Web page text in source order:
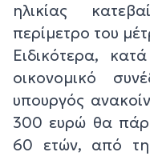
ηλικίας
περίμετρο του
Ειδικότερα,
οικονομικό
υπουργός
300 ευρώ θα
60 ετών, από